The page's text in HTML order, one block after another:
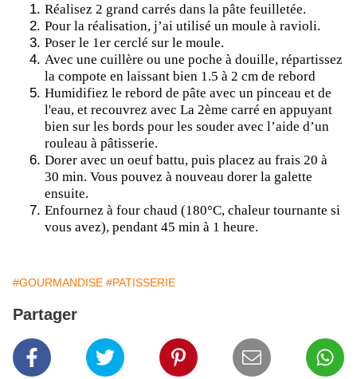
Réalisez 2 grand carrés dans la pâte feuilletée.
Pour la réalisation, j’ai utilisé un moule à ravioli.
Poser le 1er cerclé sur le moule.
Avec une cuillère ou une poche à douille, répartissez
la compote en laissant bien 1.5 à 2 cm de rebord
Humidifiez le rebord de pâte avec un pinceau et de
l'eau, et recouvrez avec La 2ème carré en appuyant
bien sur les bords pour les souder avec l’aide d’un
rouleau à pâtisserie.
Dorer avec un oeuf battu, puis placez au frais 20 à
30 min. Vous pouvez à nouveau dorer la galette
ensuite.
Enfournez à four chaud (180°C, chaleur tournante si
vous avez), pendant 45 min à 1 heure.
#GOURMANDISE #PATISSERIE
Partager